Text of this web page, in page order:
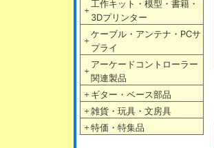
＋
工作キット・模型・書籍・
3Dプリンター
＋
ケーブル・アンテナ・PCサ
プライ
＋
アーケードコントローラー
関連製品
＋ ギター・ベース部品
＋ 雑貨・玩具・文房具
＋ 特価・特集品